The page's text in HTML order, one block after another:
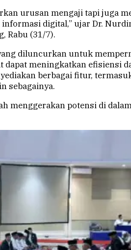
urusan mengaji tapi juga
digital,” ujar Dr.
Rabu (31/7).
diluncurkan untuk
dapat meningkatkan efisiensi
berbagai fitur,
sebagainya.
menggerakan potensi di